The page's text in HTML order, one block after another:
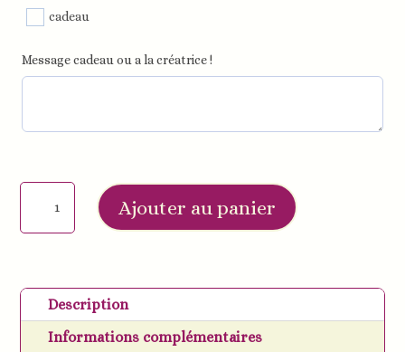
cadeau
Message cadeau ou a la créatrice !
ailes
d'ange
Ajouter au panier
Description
Informations complémentaires